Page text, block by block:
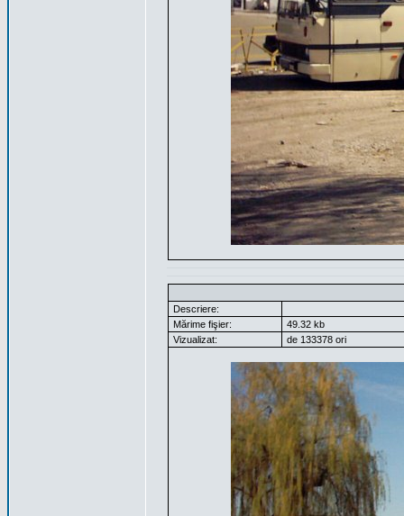
Descriere:
Mărime fişier:
49.32 kb
Vizualizat:
de 133378 ori